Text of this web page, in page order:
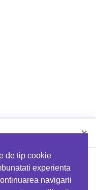
de tip cookie
experienta
navigarii
×